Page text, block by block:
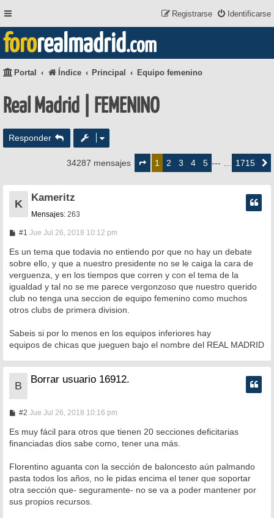
Identificarse
Registrarse
fororealmadrid.com
Portal Índice Principal Equipo femenino
Real Madrid | FEMENINO
Responder
34287 mensajes
de
1 2 3 4 5 --- … 1715
K
Kameritz
Mensajes: 263
#1 M
n
a
j
e
Jue Jul 26, 2018 10:12 pm
Es un tema que todavia no entiendo por que no hay un debate
sobre ello, y que a nuestro presidente no se le caiga la cara de
verguenza, y en los tiempos que corren y con el tema de la
igualdad y tal no se me parece vergonzoso que nuestro querido
club no tenga una seccion de equipo femenino como muchos
otros clubs de primera division.
Sabeis si por lo menos en los equipos inferiores hay
equipos de chicas que jueguen bajo el nombre del REAL MADRID
B
Borrar usuario 16912.
#2M
n
s
a
Jue Jul 26, 2018 10:16 pm
Es muy fácil para otros que tienen 20 secciones deficitarias
financiadas dios sabe como, tener una más.
Florentino aguanta con la sección de baloncesto aún palmando
pasta todos los años, no le pidas encima el tener que soportar
otra sección que- seguramente- no se va a poder mantener por
sus propios recursos.